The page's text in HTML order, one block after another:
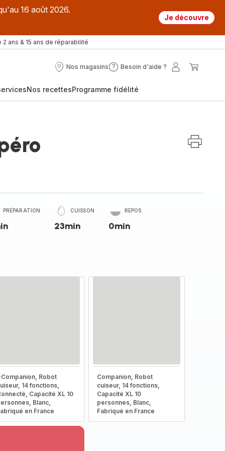
16 août 2026.
Je découvre
2 ans & 15 ans de réparabilité
Nos magasins
Nos
Besoin d'aide ?
Besoin
?
Mon
Nos recettesProgramme fidélité
PRÉPARATION CUISSON
23min
REPOS
0min
Robot
14 fonctions,
Capacité XL 10
Blanc,
en France
Companion, Robot
cuiseur, 14 fonctions,
Capacité XL 10
personnes, Blanc,
Fabriqué en France